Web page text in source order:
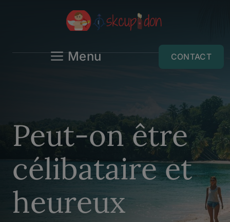
Menu CONTACT
Peut-on être
célibataire et
heureux